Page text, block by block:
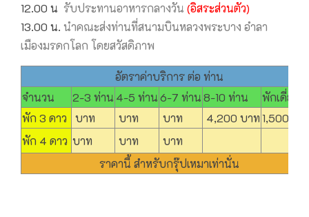
12.00 น รับประทานอาหารกลางวัน (อิสระส่วนตัว)
13.00 น. นำคณะส่งท่านที่สนามบินหลวงพระบาง อำลา
เมืองมรดกโลก โดยสวัสดิภาพ
อัตราค่าบริการ ต่อ ท่าน
จำนวน
2-3 ท่าน 4-5 ท่าน6-7 ท่าน8-10 ท่าน
พักเดี่ยวเ
พัก 3 ดาว
บาท บาท บาท 4,200 บาท1,500 บา
พัก 4 ดาว บาท บาท
บาท
ราคานี้ สำหรับกรุ๊ปเหมาเท่านั่น